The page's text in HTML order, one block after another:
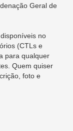
Geral de
no
(CTLs e
para qualquer
Quem quiser
foto e